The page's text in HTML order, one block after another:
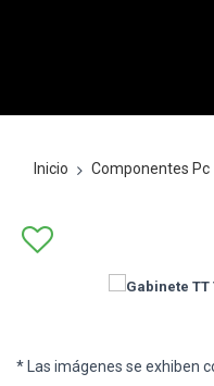
Inicio Componentes Pc
* Las imágenes se exhiben